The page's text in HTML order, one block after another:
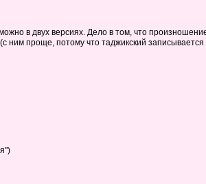
в двух версиях. Дело в том, что
ним проще, потому что таджикский